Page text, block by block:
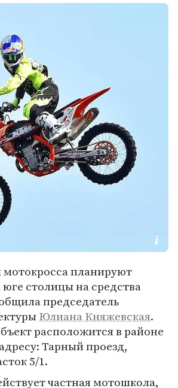
планируют
юге столицы на средства
председатель
Юлиана Княжевская.
расположится в районе
Тарный проезд,
5/1.
частная мотошкола,